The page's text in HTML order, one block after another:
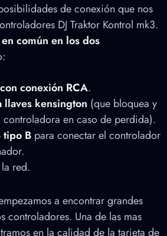
de conexión que nos
DJ Traktor Kontrol mk3.
común en los dos
conexión RCA.
llaves kensington (que bloquea y
controladora en caso de perdida).
tipo B para conectar el controlador
red.
a encontrar grandes
controladores. Una de las mas
en la calidad de la tarjeta de